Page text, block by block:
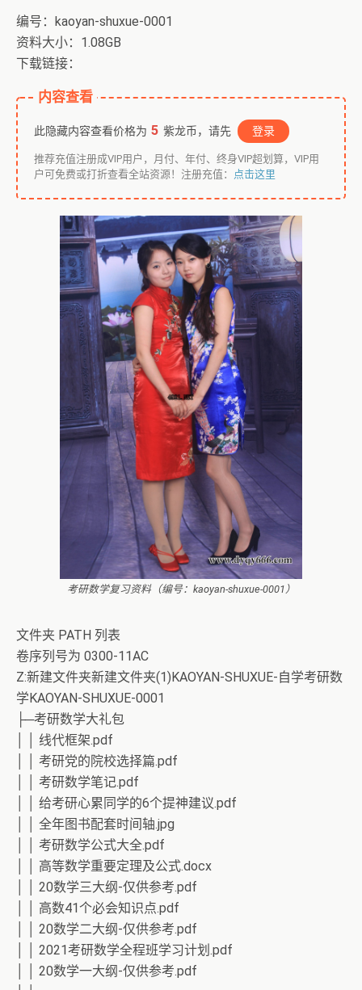
编号：kaoyan-shuxue-0001
资料大小：1.08GB
下载链接：
内容查看
此隐藏内容查看价格为 5 紫龙币，请先 登录
推荐充值注册成VIP用户，月付、年付、终身VIP超划算，VIP用
户可免费或打折查看全站资源！注册充值：
点击这里
考研数学复习资料（编号：kaoyan-shuxue-0001）
文件夹 PATH 列表
卷序列号为 0300-11AC
Z:新建文件夹新建文件夹(1)KAOYAN-SHUXUE-自学考研数
学KAOYAN-SHUXUE-0001
├─考研数学大礼包
│ │ 线代框架.pdf
│ │ 考研党的院校选择篇.pdf
│ │ 考研数学笔记.pdf
│ │ 给考研心累同学的6个提神建议.pdf
│ │ 全年图书配套时间轴.jpg
│ │ 考研数学公式大全.pdf
│ │ 高等数学重要定理及公式.docx
│ │ 20数学三大纲-仅供参考.pdf
│ │ 高数41个必会知识点.pdf
│ │ 20数学二大纲-仅供参考.pdf
│ │ 2021考研数学全程班学习计划.pdf
│ │ 20数学一大纲-仅供参考.pdf